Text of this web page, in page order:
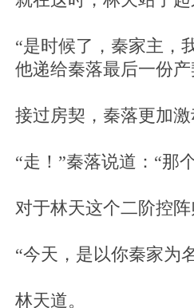
“是时候了，秦家主，
他递给秦落最后一份
接过房契，秦落更加
“走！”秦落说道：“那
对于林天这个二阶控
“今天，是以你秦家为
林天道。